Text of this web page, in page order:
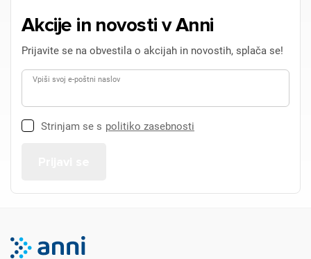
Akcije in novosti v Anni
Prijavite se na obvestila o akcijah in novostih, splača se!
Vpiši svoj e-poštni naslov
Strinjam se s politiko zasebnosti